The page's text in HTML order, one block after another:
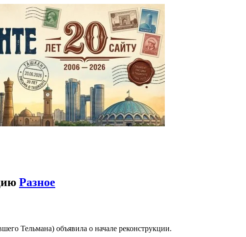
Разное
Тельмана) объявила о начале реконструкции.